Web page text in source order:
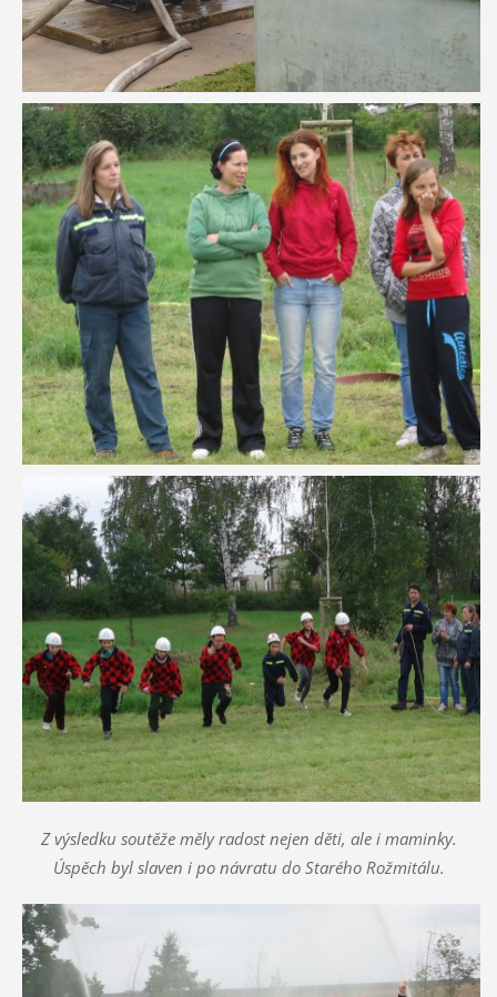
Z výsledku soutěže měly radost nejen děti, ale i maminky.
Úspěch byl slaven i po návratu do Starého Rožmitálu.